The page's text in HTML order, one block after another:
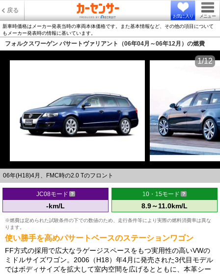
戻る
お気に入り メニュー
新車時価格はメーカー発表当時の車両本体価格です。また基本情報など、その他の項目について
もメーカー発表時の情報に基いています。
フォルクスワーゲン パサートヴァリアント（06年04月～06年12月）の燃費
06年(H18)4月、FMC時の2.0 Tのフロント
1/12
JC08モード
-km/L
10・15モード
8.9～11.0km/L
※燃費は定められた試験条件の下での数値のため、走行条件等により実際の燃料消費率は異な
ります。
使い勝手を高めパサートベースのステーションワゴン
FF方式の採用で広大なラゲージスペースをもつ実用性の高いVWの
ミドルサイズワゴン。2006（H18）年4月に発売された3代目モデル
ではボディサイズを拡大して室内空間を広げるとともに、本革シー